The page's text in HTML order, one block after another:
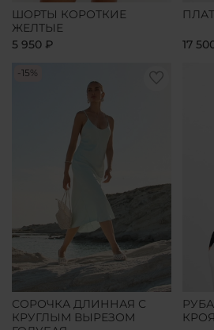
ШОРТЫ КОРОТКИЕ
ЖЕЛТЫЕ
5 950 ₽
17
-15%
СОРОЧКА ДЛИННАЯ С
КРУГЛЫМ ВЫРЕЗОМ